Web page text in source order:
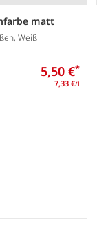
matt
Weiß
5,50 €*
7,33 €/l